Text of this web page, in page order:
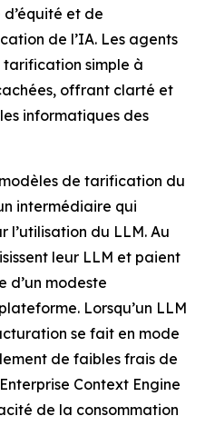
et de
de l’IA. Les agents
tarification simple à
offrant clarté et
informatiques des
de tarification du
intermédiaire qui
l’utilisation du LLM. Au
leur LLM et paient
d’un modeste
Lorsqu’un LLM
se fait en mode
de faibles frais de
Context Engine
de la consommation